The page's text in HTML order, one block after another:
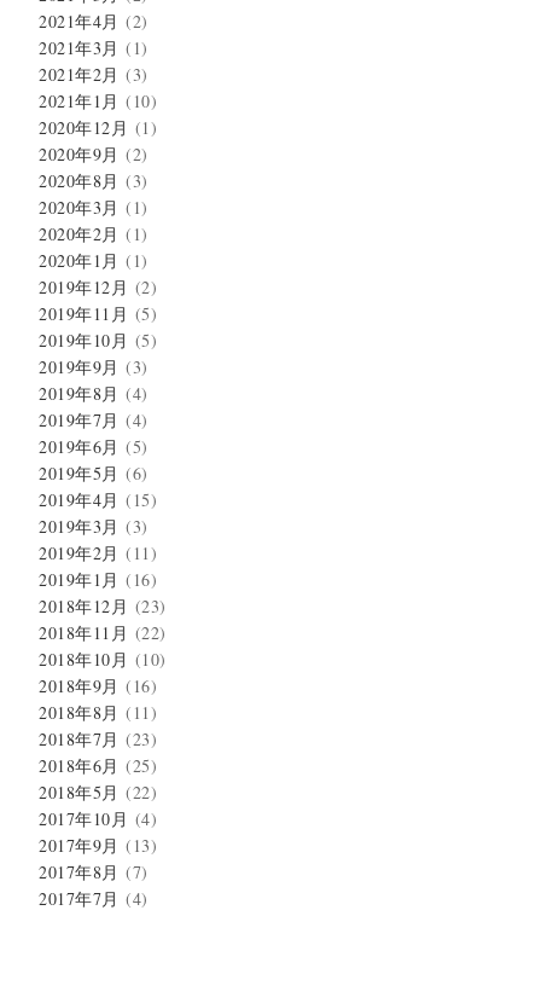
2021年4月 (2)
2021年3月 (1)
2021年2月 (3)
2021年1月 (10)
2020年12月 (1)
2020年9月 (2)
2020年8月 (3)
2020年3月 (1)
2020年2月 (1)
2020年1月 (1)
2019年12月 (2)
2019年11月 (5)
2019年10月 (5)
2019年9月 (3)
2019年8月 (4)
2019年7月 (4)
2019年6月 (5)
2019年5月 (6)
2019年4月 (15)
2019年3月 (3)
2019年2月 (11)
2019年1月 (16)
2018年12月 (23)
2018年11月 (22)
2018年10月 (10)
2018年9月 (16)
2018年8月 (11)
2018年7月 (23)
2018年6月 (25)
2018年5月 (22)
2017年10月 (4)
2017年9月 (13)
2017年8月 (7)
2017年7月 (4)